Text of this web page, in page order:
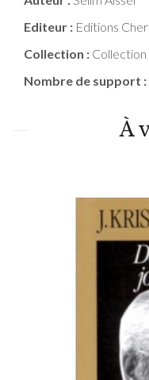
Editeur : Editions
Collection :
Nombre de support :
À